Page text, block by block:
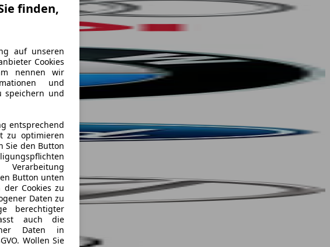
finden,
auf unseren
Cookies
nennen wir
und
speichern und
entsprechend
zu optimieren
Sie den Button
Button unten
Cookies zu
Daten zu
berechtigter
auch die
Daten in
Wollen Sie